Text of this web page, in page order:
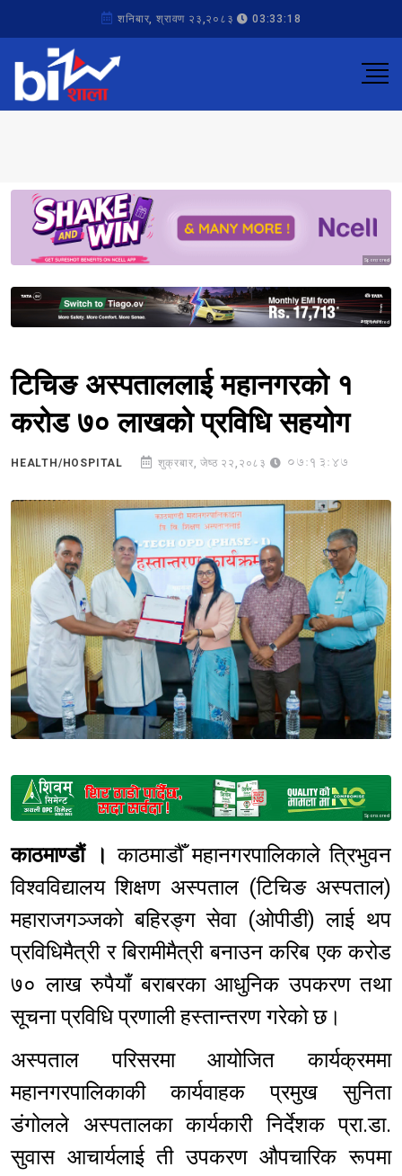
शनिबार, श्रावण २३,२०८३ 03:33:18
Sponsored
Sponsored
टिचिङ अस्पताललाई महानगरको १
करोड ७० लाखको प्रविधि सहयोग
HEALTH/HOSPITAL शुक्रबार, जेष्ठ २२,२०८३ 07:13:47
Sponsored
काठमाण्डौं ।काठमाडौँ महानगरपालिकाले त्रिभुवन
विश्वविद्यालय शिक्षण अस्पताल (टिचिङ अस्पताल)
महाराजगञ्जको बहिरङ्ग सेवा (ओपीडी) लाई थप
प्रविधिमैत्री र बिरामीमैत्री बनाउन करिब एक करोड
७० लाख रुपैयाँ बराबरका आधुनिक उपकरण तथा
सूचना प्रविधि प्रणाली हस्तान्तरण गरेको छ।
अस्पताल परिसरमा आयोजित कार्यक्रममा
महानगरपालिकाकी कार्यवाहक प्रमुख सुनिता
डंगोलले अस्पतालका कार्यकारी निर्देशक प्रा.डा.
सुवास आचार्यलाई ती उपकरण औपचारिक रूपमा